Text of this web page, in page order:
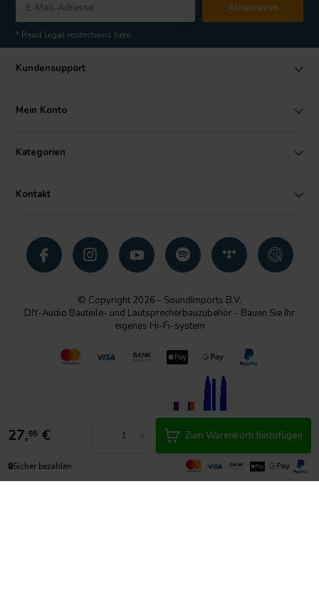
27,95 € Zum Warenkorb hinzufügen
🔒Sicher bezahlen
Abonnieren
* Read legal restrictions here
Kundensupport
Mein Konto
Kategorien
Kontakt
© Copyright 2026 - SoundImports B.V.
DIY-Audio Bauteile- und Lautsprecherbauzubehör - Bauen Sie Ihr
eigenes Hi-Fi-system